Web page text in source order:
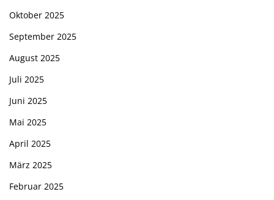
Oktober 2025
September 2025
August 2025
Juli 2025
Juni 2025
Mai 2025
April 2025
März 2025
Februar 2025